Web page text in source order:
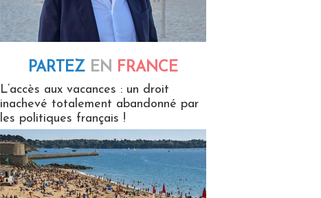
PARTEZ EN FRANCE
L’accès aux vacances : un droit
inachevé totalement abandonné par
les politiques français !